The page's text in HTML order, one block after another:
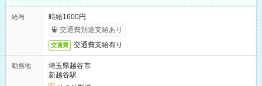
給与
時給1600円
交通費別途支給あり
交通費 交通費支給有り
勤務地
埼玉県越谷市
新越谷駅